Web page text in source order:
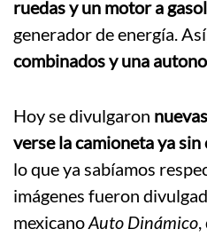
ruedas y un motor a
generador de energía.
combinados y una
Hoy se divulgaron
verse la camioneta ya sin
lo que ya sabíamos
imágenes fueron
mexicanoAuto Dinámico